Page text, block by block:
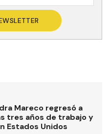
Mareco regresó a
tres años de trabajo y
Estados Unidos